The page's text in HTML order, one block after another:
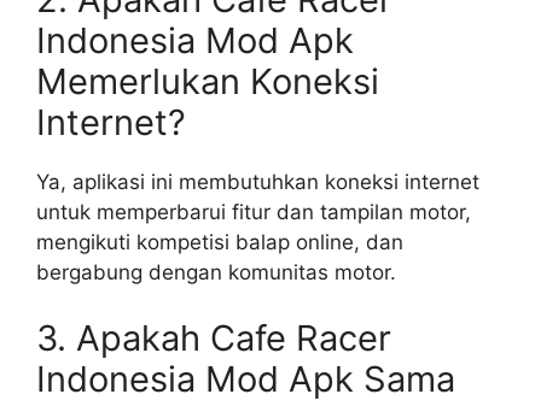
Indonesia Mod Apk
Memerlukan Koneksi
Internet?
Ya, aplikasi ini membutuhkan koneksi internet
untuk memperbarui fitur dan tampilan motor,
mengikuti kompetisi balap online, dan
bergabung dengan komunitas motor.
3. Apakah Cafe Racer
Indonesia Mod Apk Sama